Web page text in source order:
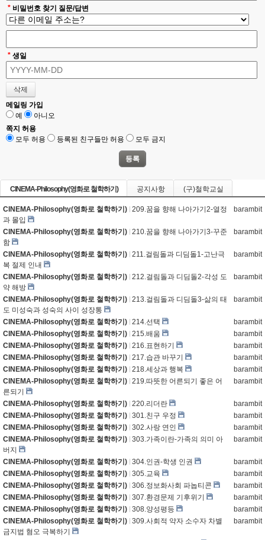
* 비밀번호 찾기 질문/답변
* 생일
메일링 가입
예
아니오
쪽지 허용
모두 허용
등록된 친구들만 허용 모두 금지
CINEMA-Philosophy(영화로 철학하기) 공지사항 (구)철학교실
CINEMA-Philosophy(영화로 철학하기) 209.꿈을 향해 나아가기2-열정
과 몰입
barambit
CINEMA-Philosophy(영화로 철학하기) 210.꿈을 향해 나아가기3-꾸준
함
barambit
CINEMA-Philosophy(영화로 철학하기) 211.걸림돌과 디딤돌1-고난극
복 절제 인내
barambit
CINEMA-Philosophy(영화로 철학하기) 212.걸림돌과 디딤돌2-각성 도
약 해방
barambit
CINEMA-Philosophy(영화로 철학하기) 213.걸림돌과 디딤돌3-삶의 태
도 미성숙과 성숙의 사이 성장통
barambit
CINEMA-Philosophy(영화로 철학하기) 214.선택
barambit
CINEMA-Philosophy(영화로 철학하기) 215.배움
barambit
CINEMA-Philosophy(영화로 철학하기) 216.표현하기
barambit
CINEMA-Philosophy(영화로 철학하기) 217.습관 바꾸기
barambit
CINEMA-Philosophy(영화로 철학하기) 218.세상과 행복
barambit
CINEMA-Philosophy(영화로 철학하기) 219.따뜻한 어른되기 좋은 어
른되기
barambit
CINEMA-Philosophy(영화로 철학하기) 220.리더란
barambit
CINEMA-Philosophy(영화로 철학하기) 301.친구 우정
barambit
CINEMA-Philosophy(영화로 철학하기) 302.사랑 연인
barambit
CINEMA-Philosophy(영화로 철학하기) 303.가족이란-가족의 의미 아
버지
barambit
CINEMA-Philosophy(영화로 철학하기) 304.인권-학생 인권
barambit
CINEMA-Philosophy(영화로 철학하기) 305.교육
barambit
CINEMA-Philosophy(영화로 철학하기) 306.정보화사회 파놉티콘
barambit
CINEMA-Philosophy(영화로 철학하기) 307.환경문제 기후위기
barambit
CINEMA-Philosophy(영화로 철학하기) 308.양성평등
barambit
CINEMA-Philosophy(영화로 철학하기) 309.사회적 약자 소수자 차별
금지법 혐오 극복하기
barambit